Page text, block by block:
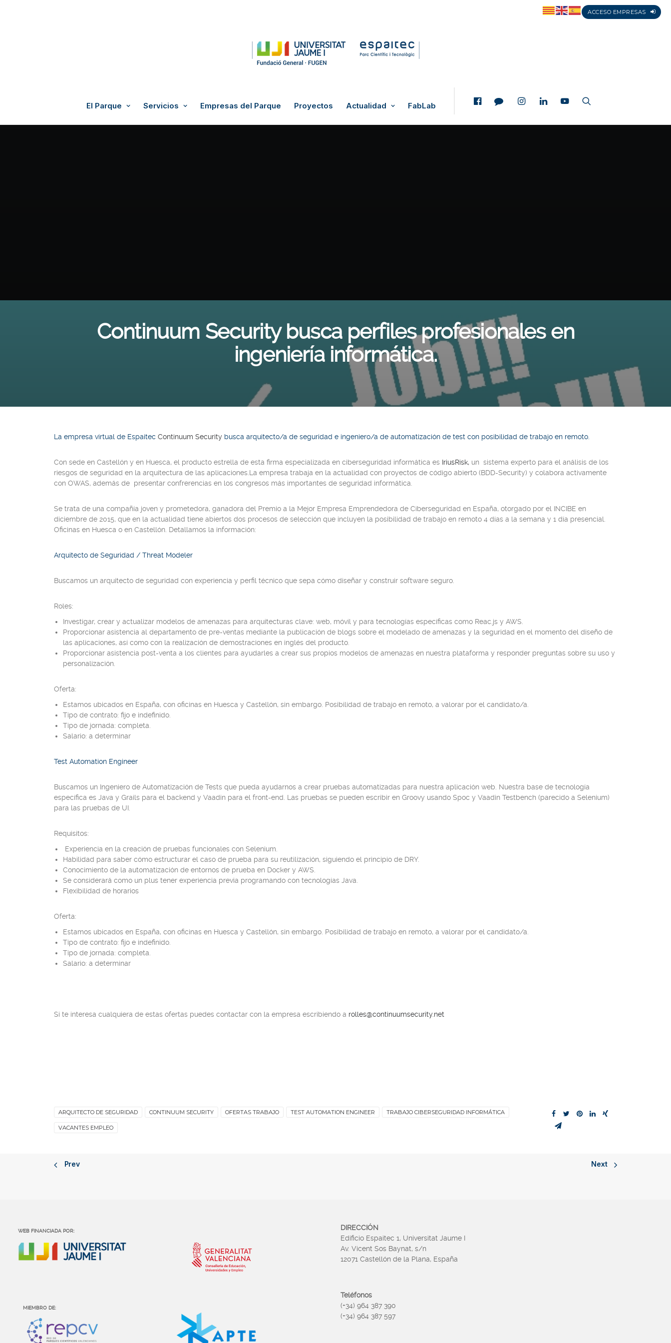
ACCESO EMPRESAS
El Parque Servicios Empresas del Parque Proyectos Actualidad FabLab
Continuum Security busca perfiles profesionales en
ingeniería informática.
La empresa virtual de Espaitec Continuum Security busca arquitecto/a de seguridad e ingeniero/a de automatización de test con posibilidad de trabajo en remoto.
Con sede en Castellón y en Huesca, el producto estrella de esta firma especializada en ciberseguridad informática es IriusRisk, un sistema experto para el análisis de los
riesgos de seguridad en la arquitectura de las aplicaciones.La empresa trabaja en la actualidad con proyectos de código abierto (BDD-Security) y colabora activamente
con OWAS, además de presentar confrerencias en los congresos más importantes de seguridad informática.
Se trata de una compañía joven y prometedora, ganadora del Premio a la Mejor Empresa Emprendedora de Ciberseguridad en España, otorgado por el INCIBE en
diciembre de 2015, que en la actualidad tiene abiertos dos procesos de selección que incluyen la posibilidad de trabajo en remoto 4 días a la semana y 1 día presencial.
Oficinas en Huesca o en Castellón. Detallamos la información:
Arquitecto de Seguridad / Threat Modeler
Buscamos un arquitecto de seguridad con experiencia y perfil técnico que sepa cómo diseñar y construir software seguro.
Roles:
Investigar, crear y actualizar modelos de amenazas para arquitecturas clave: web, móvil y para tecnologías específicas como Reac.js y AWS.
Proporcionar asistencia al departamento de pre-ventas mediante la publicación de blogs sobre el modelado de amenazas y la seguridad en el momento del diseño de
las aplicaciones, así como con la realización de demostraciones en inglés del producto.
Proporcionar asistencia post-venta a los clientes para ayudarles a crear sus propios modelos de amenazas en nuestra plataforma y responder preguntas sobre su uso y
personalización.
Oferta:
Estamos ubicados en España, con oficinas en Huesca y Castellón, sin embargo. Posibilidad de trabajo en remoto, a valorar por el candidato/a.
Tipo de contrato: fijo e indefinido.
Tipo de jornada: completa.
Salario: a determinar
Test Automation Engineer
Buscamos un Ingeniero de Automatización de Tests que pueda ayudarnos a crear pruebas automatizadas para nuestra aplicación web. Nuestra base de tecnología
específica es Java y Grails para el backend y Vaadin para el front-end. Las pruebas se pueden escribir en Groovy usando Spoc y Vaadin Testbench (parecido a Selenium)
para las pruebas de UI.
Requisitos:
Experiencia en la creación de pruebas funcionales con Selenium.
Habilidad para saber cómo estructurar el caso de prueba para su reutilización, siguiendo el principio de DRY.
Conocimiento de la automatización de entornos de prueba en Docker y AWS.
Se considerará como un plus tener experiencia previa programando con tecnologías Java.
Flexibilidad de horarios
Oferta:
Estamos ubicados en España, con oficinas en Huesca y Castellón, sin embargo. Posibilidad de trabajo en remoto, a valorar por el candidato/a.
Tipo de contrato: fijo e indefinido.
Tipo de jornada: completa.
Salario: a determinar
Si te interesa cualquiera de estas ofertas puedes contactar con la empresa escribiendo a rolles@continuumsecurity.net
ARQUITECTO DE SEGURIDAD CONTINUUM SECURITY OFERTAS TRABAJO TEST AUTOMATION ENGINEER TRABAJO CIBERSEGURIDAD INFORMÁTICA
VACANTES EMPLEO
Prev Next
WEB FINANCIADA POR:
MIEMBRO DE:
DIRECCIÓN
Edificio Espaitec 1, Universitat Jaume I
Av. Vicent Sos Baynat, s/n
12071 Castellón de la Plana, España
Teléfonos
(+34) 964 387 390
(+34) 964 387 597